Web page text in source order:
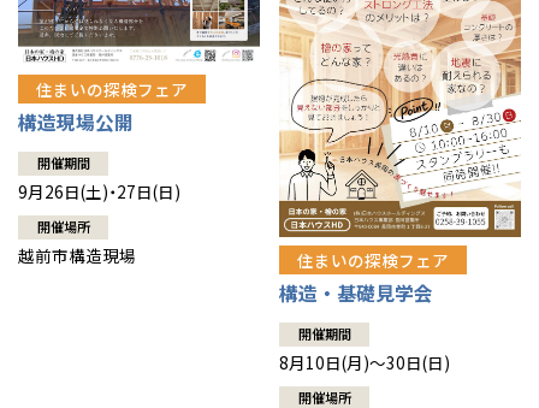
住まいの探検フェア
構造現場公開
開催期間
9月26日(土)・27日(日)
開催場所
越前市構造現場 住まいの探検フェア
構造・基礎見学会
開催期間
8月10日(月)～30日(日)
開催場所